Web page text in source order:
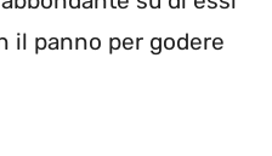
il panno per godere